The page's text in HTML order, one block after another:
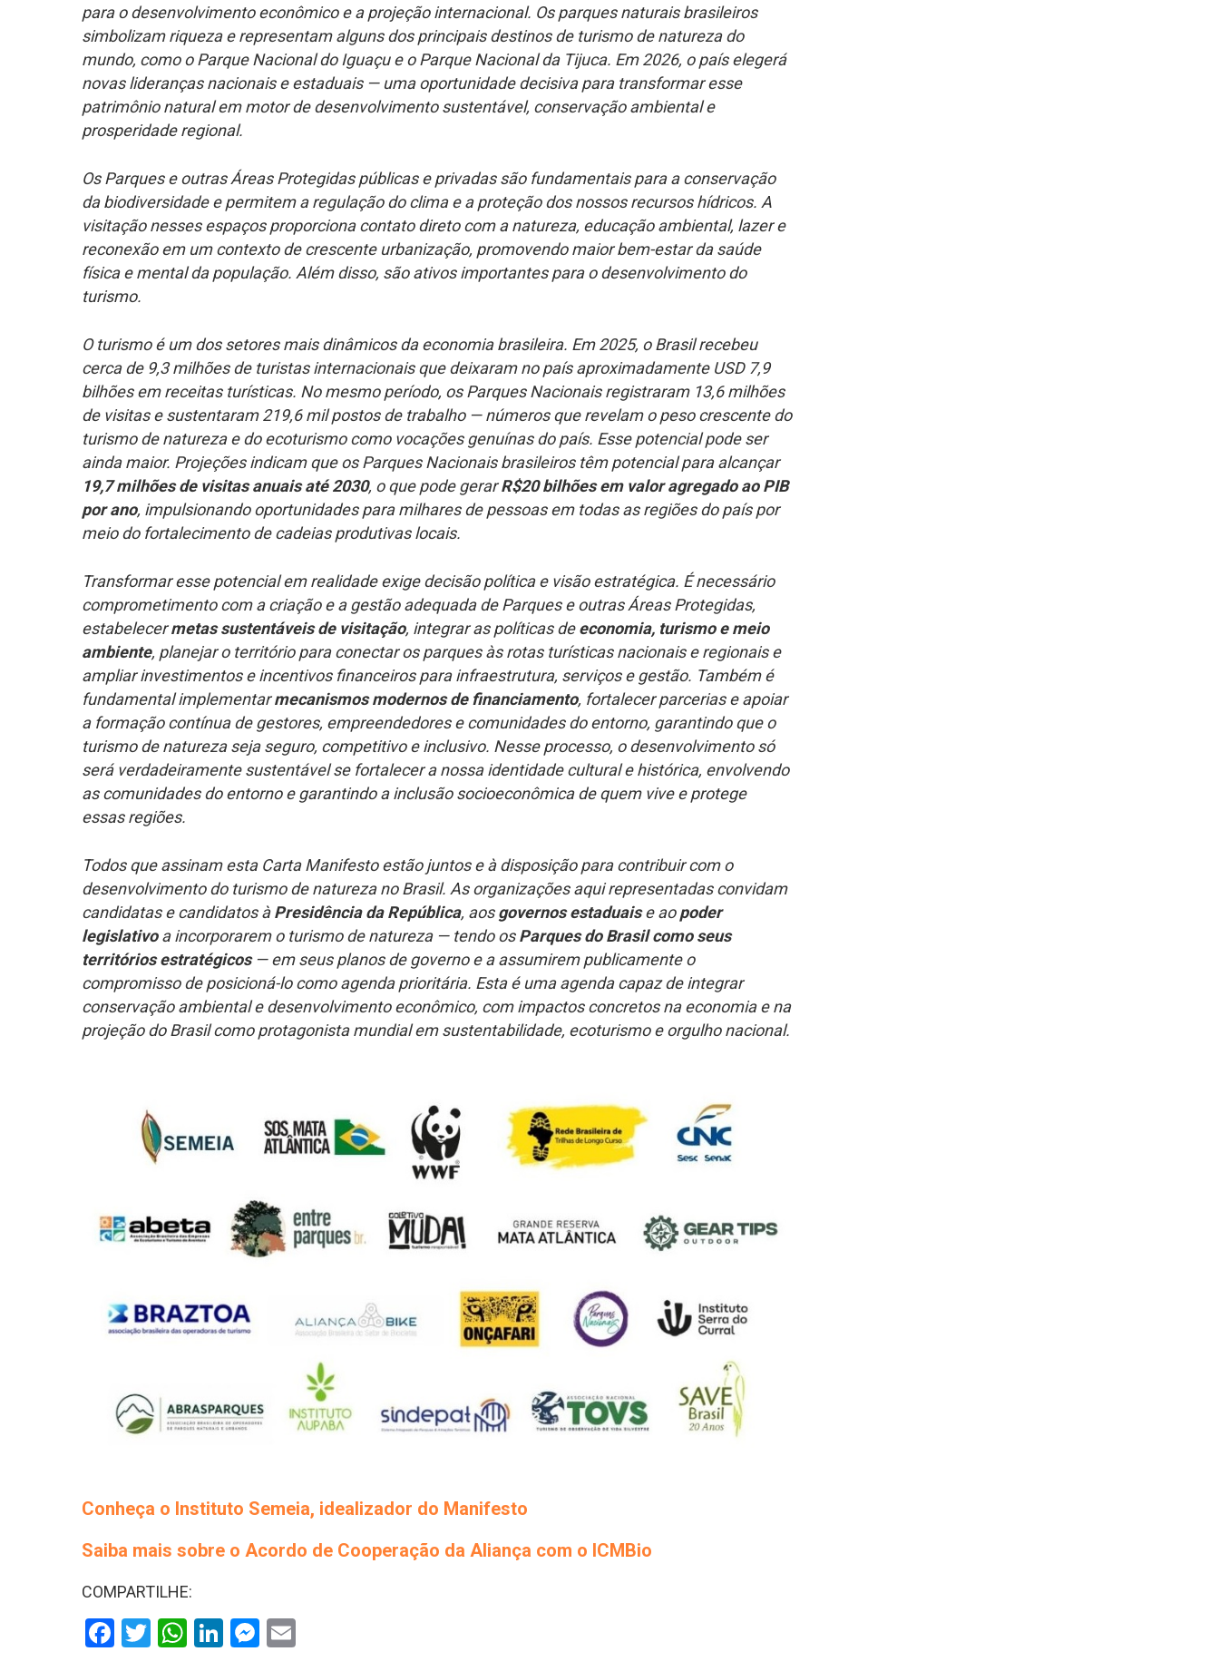
para o desenvolvimento econômico e a projeção internacional. Os parques naturais brasileiros
simbolizam riqueza e representam alguns dos principais destinos de turismo de natureza do
mundo, como o Parque Nacional do Iguaçu e o Parque Nacional da Tijuca. Em 2026, o país elegerá
novas lideranças nacionais e estaduais — uma oportunidade decisiva para transformar esse
patrimônio natural em motor de desenvolvimento sustentável, conservação ambiental e
prosperidade regional.
Os Parques e outras Áreas Protegidas públicas e privadas são fundamentais para a conservação
da biodiversidade e permitem a regulação do clima e a proteção dos nossos recursos hídricos. A
visitação nesses espaços proporciona contato direto com a natureza, educação ambiental, lazer e
reconexão em um contexto de crescente urbanização, promovendo maior bem-estar da saúde
física e mental da população. Além disso, são ativos importantes para o desenvolvimento do
turismo.
O turismo é um dos setores mais dinâmicos da economia brasileira. Em 2025, o Brasil recebeu
cerca de 9,3 milhões de turistas internacionais que deixaram no país aproximadamente USD 7,9
bilhões em receitas turísticas. No mesmo período, os Parques Nacionais registraram 13,6 milhões
de visitas e sustentaram 219,6 mil postos de trabalho — números que revelam o peso crescente do
turismo de natureza e do ecoturismo como vocações genuínas do país. Esse potencial pode ser
ainda maior. Projeções indicam que os Parques Nacionais brasileiros têm potencial para alcançar
19,7 milhões de visitas anuais até 2030, o que pode gerarR$20 bilhões em valor agregado ao PIB
por ano, impulsionando oportunidades para milhares de pessoas em todas as regiões do país por
meio do fortalecimento de cadeias produtivas locais.
Transformar esse potencial em realidade exige decisão política e visão estratégica. É necessário
comprometimento com a criação e a gestão adequada de Parques e outras Áreas Protegidas,
estabelecermetas sustentáveis de visitação, integrar as políticas deeconomia, turismo e meio
ambiente, planejar o território para conectar os parques às rotas turísticas nacionais e regionais e
ampliar investimentos e incentivos financeiros para infraestrutura, serviços e gestão. Também é
fundamental implementarmecanismos modernos de financiamento, fortalecer parcerias e apoiar
a formação contínua de gestores, empreendedores e comunidades do entorno, garantindo que o
turismo de natureza seja seguro, competitivo e inclusivo. Nesse processo, o desenvolvimento só
será verdadeiramente sustentável se fortalecer a nossa identidade cultural e histórica, envolvendo
as comunidades do entorno e garantindo a inclusão socioeconômica de quem vive e protege
essas regiões.
Todos que assinam esta Carta Manifesto estão juntos e à disposição para contribuir com o
desenvolvimento do turismo de natureza no Brasil. As organizações aqui representadas convidam
candidatas e candidatos àPresidência da República, aosgovernos estaduaise aopoder
legislativoa incorporarem o turismo de natureza — tendo osParques do Brasil como seus
territórios estratégicos— em seus planos de governo e a assumirem publicamente o
compromisso de posicioná-lo como agenda prioritária. Esta é uma agenda capaz de integrar
conservação ambiental e desenvolvimento econômico, com impactos concretos na economia e na
projeção do Brasil como protagonista mundial em sustentabilidade, ecoturismo e orgulho nacional.
Conheça o Instituto Semeia, idealizador do Manifesto
Saiba mais sobre o Acordo de Cooperação da Aliança com o ICMBio
COMPARTILHE:
Facebook
Twitter
WhatsApp
LinkedIn
Messenger